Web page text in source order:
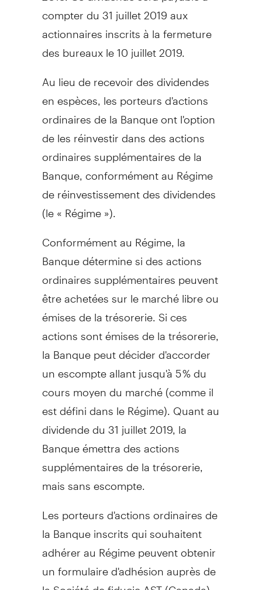
compter du 31 juillet 2019 aux
actionnaires inscrits à la fermeture
des bureaux le 10 juillet 2019.
Au lieu de recevoir des dividendes
en espèces, les porteurs d'actions
ordinaires de la Banque ont l'option
de les réinvestir dans des actions
ordinaires supplémentaires de la
Banque, conformément au Régime
de réinvestissement des dividendes
(le « Régime »).
Conformément au Régime, la
Banque détermine si des actions
ordinaires supplémentaires peuvent
être achetées sur le marché libre ou
émises de la trésorerie. Si ces
actions sont émises de la trésorerie,
la Banque peut décider d'accorder
un escompte allant jusqu'à 5 % du
cours moyen du marché (comme il
est défini dans le Régime). Quant au
dividende du 31 juillet 2019, la
Banque émettra des actions
supplémentaires de la trésorerie,
mais sans escompte.
Les porteurs d'actions ordinaires de
la Banque inscrits qui souhaitent
adhérer au Régime peuvent obtenir
un formulaire d'adhésion auprès de
la Société de fiducie AST (Canada)